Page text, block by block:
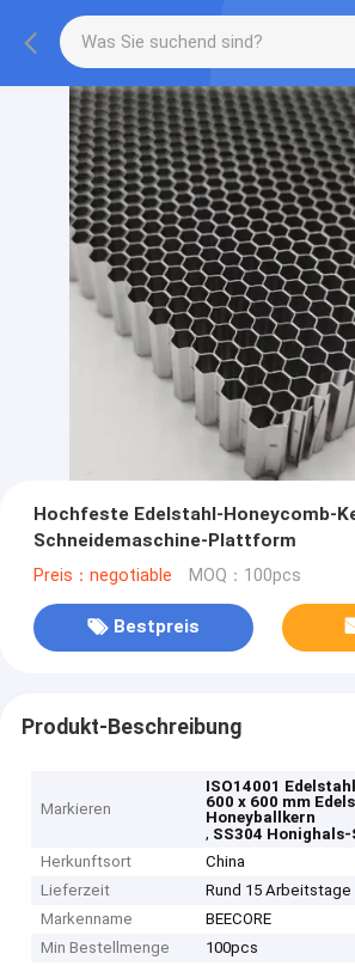
Hochfeste Edelstahl-Honeycomb-
Schneidemaschine-Plattform
Preis：negotiable MOQ：100pcs
Bestpreis
Produkt-Beschreibung
Markieren
ISO14001
600 x 600 mm
Honeyballkern
, SS304
Herkunftsort
China
Lieferzeit
Rund 15 Arbeitstage
Markenname
BEECORE
Min Bestellmenge
100pcs